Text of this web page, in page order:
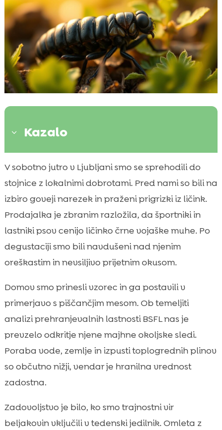
3 Kazalo
 Uvod v trajnostno prehrano: zakaj
razmišljamo onkraj tradicionalnega mesa
Kaj je ličinka črne vojaške muhe (BSFL) in
Hranilna vrednost: popoln profil beljakovin,
maščob in mikrohranil
 Okoljski odtis: voda, zemlja in emisije
 Varnost in alergije: manjše tveganje, več
Okus in kulinarična uporaba: kako vpeljati
v jedilnik
 Ekonomika: stroški, stabilnost oskrbe in
lokalna pridelava

ličinka črne muhe proti tradicionalnemu
mesu
 Vpliv na zdravje ljudi: prebava, mikrobiom
 Uporaba v prehrani hišnih ljubljenčkov:
nežno do želodčkov psov
V sobotno jutro v Ljubljani smo se sprehodili do
stojnice z lokalnimi dobrotami. Pred nami so bili na
izbiro goveji narezek in praženi prigrizki iz ličink.
Prodajalka je zbranim razložila, da športniki in
lastniki psov cenijo ličinko črne vojaške muhe. Po
degustaciji smo bili navdušeni nad njenim
oreškastim in nevsiljivo prijetnim okusom.
Domov smo prinesli vzorec in ga postavili v
primerjavo s piščančjim mesom. Ob temeljiti
analizi prehranjevalnih lastnosti BSFL nas je
prevzelo odkritje njene majhne okoljske sledi.
Poraba vode, zemlje in izpusti toplogrednih plinov
so občutno nižji, vendar je hranilna vrednost
zadostna.
Zadovoljstvo je bilo, ko smo trajnostni vir
beljakovin vključili v tedenski jedilnik. Omleta z